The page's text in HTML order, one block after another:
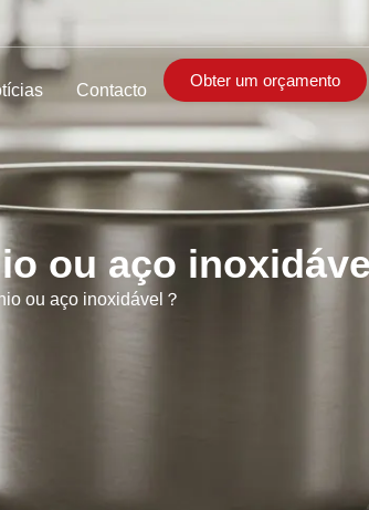
Contacto
Obter um orçamento
ou aço
ou aço inoxidável？